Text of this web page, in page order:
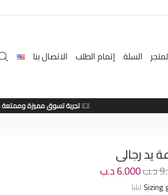
السلة إتمام الطلب الاتصال بنا
تجربة تسوق مميزة وممتعة من متجرنا
يد رجالى
د.ب6.000د.ب
Sizing